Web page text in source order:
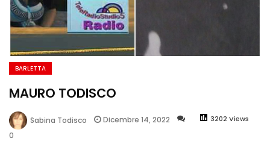
BARLETTA
MAURO TODISCO
Sabina Todisco Dicembre 14, 2022 3202 Views
0